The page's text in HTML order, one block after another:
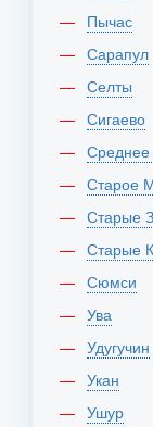
Пычас
Сарапул
Селты
Сигаево
Старое
Старые
Старые
Сюмси
Ува
Удугучин
Укан
Ушур